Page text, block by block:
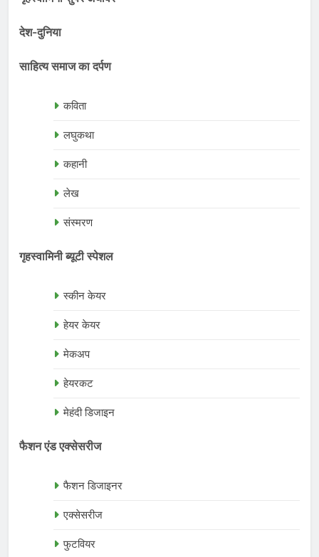
देश-दुनिया
साहित्य समाज का दर्पण
कविता
लघुकथा
कहानी
लेख
संस्मरण
गृहस्वामिनी ब्यूटी स्पेशल
स्कीन केयर
हेयर केयर
मेकअप
हेयरकट
मेहंदी डिजाइन
फैशन एंड एक्सेसरीज
फैशन डिजाइनर
एक्सेसरीज
फुटवियर